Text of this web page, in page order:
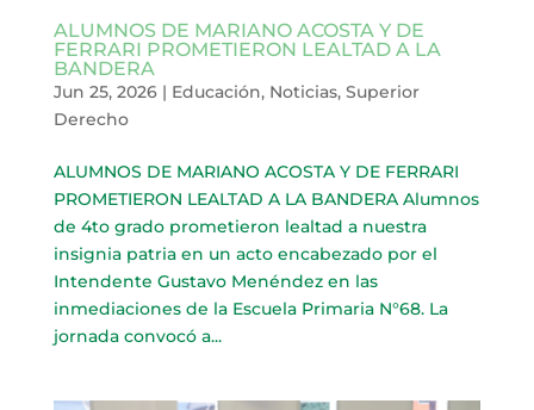
ALUMNOS DE MARIANO ACOSTA Y DE
FERRARI PROMETIERON LEALTAD A LA
BANDERA
Jun 25, 2026| Educación, Noticias, Superior
Derecho
ALUMNOS DE MARIANO ACOSTA Y DE FERRARI
PROMETIERON LEALTAD A LA BANDERA Alumnos
de 4to grado prometieron lealtad a nuestra
insignia patria en un acto encabezado por el
Intendente Gustavo Menéndez en las
inmediaciones de la Escuela Primaria N°68. La
jornada convocó a...